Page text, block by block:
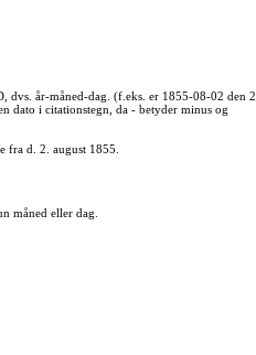
år-måned-dag. (f.eks. er 1855-08-02 den 2.
dato i citationstegn, da - betyder minus og
fra d. 2. august 1855.
måned eller dag.